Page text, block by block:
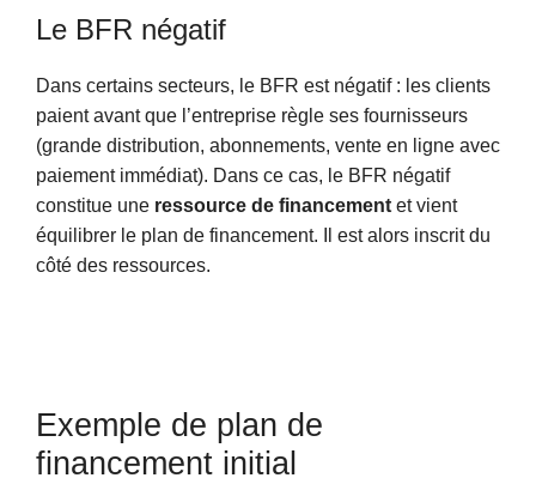
Le BFR négatif
Dans certains secteurs, le BFR est négatif : les clients
paient avant que l’entreprise règle ses fournisseurs
(grande distribution, abonnements, vente en ligne avec
paiement immédiat). Dans ce cas, le BFR négatif
constitue une ressource de financement et vient
équilibrer le plan de financement. Il est alors inscrit du
côté des ressources.
Exemple de plan de
financement initial